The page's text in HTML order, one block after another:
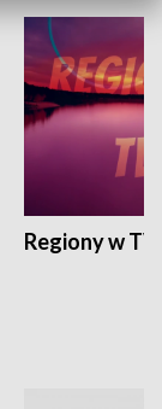
Regiony w